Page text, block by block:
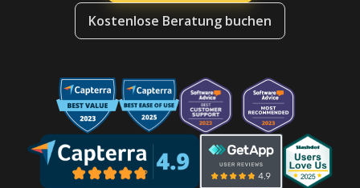
Kostenlose Beratung buchen